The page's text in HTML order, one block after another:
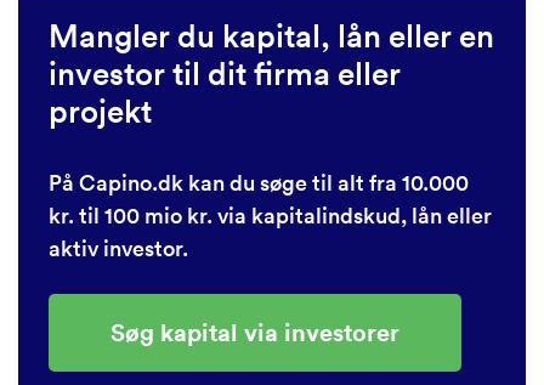
Mangler du kapital, lån eller en
investor til dit firma eller
projekt
På Capino.dk kan du søge til alt fra 10.000
kr. til 100 mio kr. via kapitalindskud, lån eller
aktiv investor.
Søg kapital via investorer